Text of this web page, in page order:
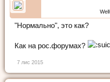
"Нормально", это как?
Как на рос.форумах?
7 лис 2015